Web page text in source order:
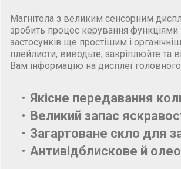
Магнітола з великим сенсорним
зробить процес керування функціями
застосунків ще простішим і
плейлисти, виводьте, закріплюйте та
Вам інформацію на дисплеї
Якісне передавання
Великий запас
Загартоване скло для
Антивідблискове й